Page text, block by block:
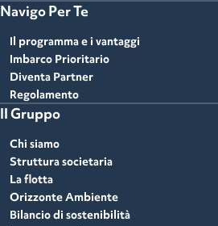
Navigo Per Te
Il programma e i vantaggi
Imbarco Prioritario
Diventa Partner
Regolamento
Il Gruppo
Chi siamo
Struttura societaria
La flotta
Orizzonte Ambiente
Bilancio di sostenibilità